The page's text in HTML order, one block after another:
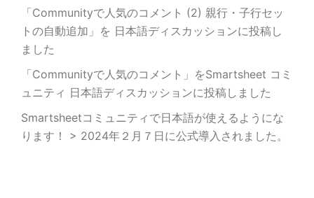
「Communityで人気のコメント (2) 親行・子行セッ
トの自動追加」を 日本語ディスカッションに投稿し
ました
「Communityで人気のコメント」をSmartsheet コミ
ュニティ 日本語ディスカッションに投稿しました
Smartsheetコミュニティで日本語が使えるようにな
ります！ > 2024年２月７日に公式導入されました。